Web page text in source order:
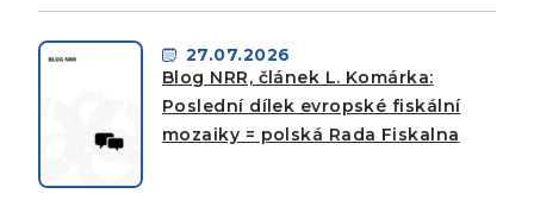
27.07.2026
Blog NRR, článek L. Komárka:
Poslední dílek evropské fiskální
mozaiky = polská Rada Fiskalna